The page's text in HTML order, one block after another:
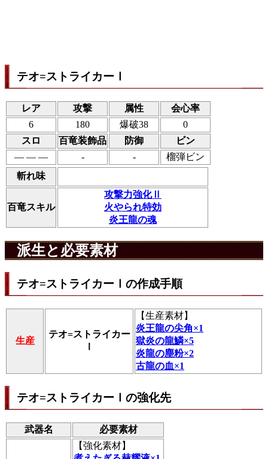
テオ=ストライカーⅠ
レア 攻撃 属性
会心率
6
180 爆破38
0
スロ
百竜装飾品 防御
ビン
― ― ―
- -
榴弾ビン
斬れ味
百竜スキル
攻撃力強化Ⅱ
火やられ特効
炎王龍の魂
派生と必要素材
テオ=ストライカーⅠの作成手順
生産
テオ=ストライカー
【生産素材】
炎王龍の尖角×1
獄炎の龍鱗×5
炎龍の塵粉×2
古龍の血×1
テオ=ストライカーⅠの強化先
武器名 必要素材
【強化素材】